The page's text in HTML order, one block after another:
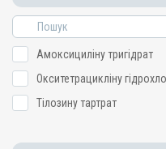
Амоксициліну тригідрат
Окситетрацикліну
Тілозину тартрат